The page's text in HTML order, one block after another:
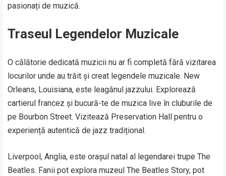
pasionați de muzică.
Traseul Legendelor Muzicale
O călătorie dedicată muzicii nu ar fi completă fără vizitarea
locurilor unde au trăit și creat legendele muzicale. New
Orleans, Louisiana, este leagănul jazzului. Explorează
cartierul francez și bucură-te de muzica live în cluburile de
pe Bourbon Street. Vizitează Preservation Hall pentru o
experiență autentică de jazz tradițional.
Liverpool, Anglia, este orașul natal al legendarei trupe The
Beatles. Fanii pot explora muzeul The Beatles Story, pot